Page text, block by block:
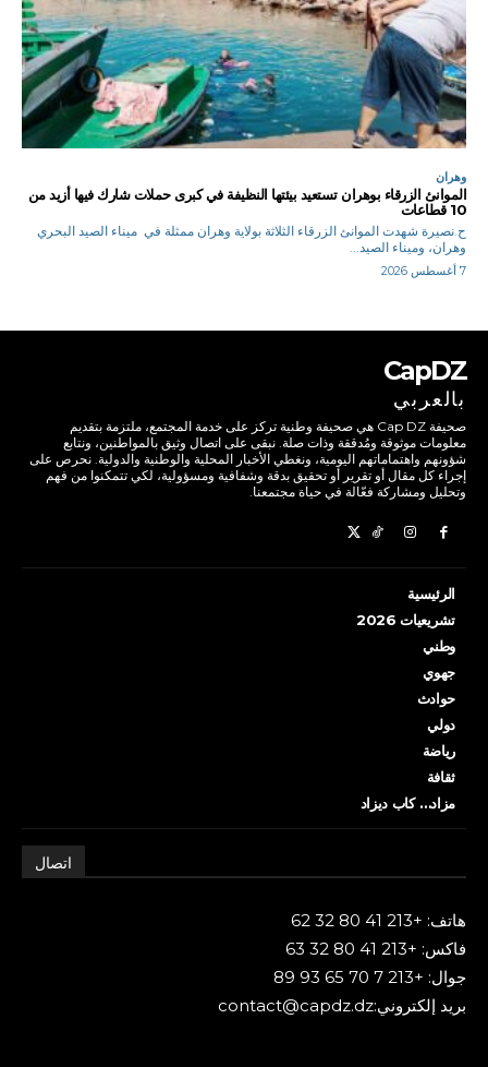
وهران
الموانئ الزرقاء بوهران تستعيد بيئتها النظيفة في كبرى حملات شارك فيها أزيد من
10 قطاعات
ح.نصيرة شهدت الموانئ الزرقاء الثلاثة بولاية وهران ممثلة في ميناء الصيد البحري
وهران، وميناء الصيد...
7 أغسطس 2026
CapDZ
بالعربي
صحيفة Cap DZ هي صحيفة وطنية تركز على خدمة المجتمع، ملتزمة بتقديم
معلومات موثوقة ومُدققة وذات صلة. نبقى على اتصال وثيق بالمواطنين، ونتابع
شؤونهم واهتماماتهم اليومية، ونغطي الأخبار المحلية والوطنية والدولية. نحرص على
إجراء كل مقال أو تقرير أو تحقيق بدقة وشفافية ومسؤولية، لكي تتمكنوا من فهم
وتحليل ومشاركة فعّالة في حياة مجتمعنا.
الرئيسية
تشريعيات 2026
وطني
جهوي
حوادث
دولي
رياضة
ثقافة
مزاد… كاب ديزاد
اتصال
هاتف: +213 41 80 32 62
فاكس: +213 41 80 32 63
جوال: +213 7 70 65 93 89
بريد إلكتروني:contact@capdz.dz